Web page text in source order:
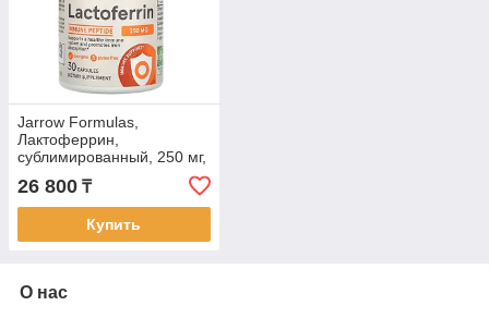
Jarrow Formulas,
Лактоферрин,
сублимированный, 250 мг,
30 капсул
26 800 ₸
Купить
О нас